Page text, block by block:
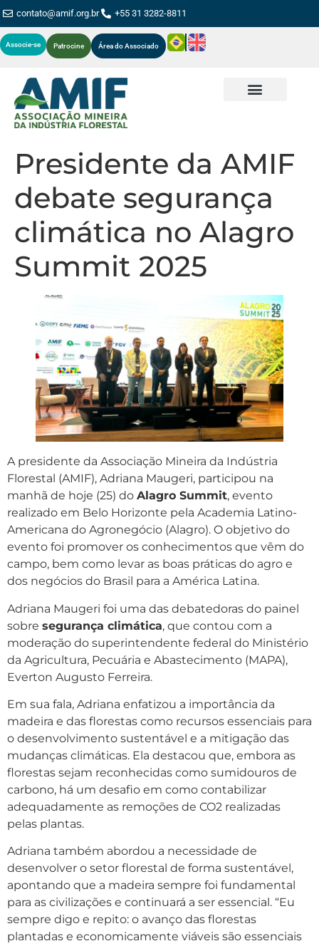
contato@amif.org.br +55 31 3282-8811
Associe-se Patrocine Área do Associado
Presidente da AMIF
debate segurança
climática no Alagro
Summit 2025
A presidente da Associação Mineira da Indústria
Florestal (AMIF), Adriana Maugeri, participou na
manhã de hoje (25) do Alagro Summit, evento
realizado em Belo Horizonte pela Academia Latino-
Americana do Agronegócio (Alagro). O objetivo do
evento foi promover os conhecimentos que vêm do
campo, bem como levar as boas práticas do agro e
dos negócios do Brasil para a América Latina.
Adriana Maugeri foi uma das debatedoras do painel
sobre segurança climática, que contou com a
moderação do superintendente federal do Ministério
da Agricultura, Pecuária e Abastecimento (MAPA),
Everton Augusto Ferreira.
Em sua fala, Adriana enfatizou a importância da
madeira e das florestas como recursos essenciais para
o desenvolvimento sustentável e a mitigação das
mudanças climáticas. Ela destacou que, embora as
florestas sejam reconhecidas como sumidouros de
carbono, há um desafio em como contabilizar
adequadamente as remoções de CO2 realizadas
pelas plantas.
Adriana também abordou a necessidade de
desenvolver o setor florestal de forma sustentável,
apontando que a madeira sempre foi fundamental
para as civilizações e continuará a ser essencial. “Eu
sempre digo e repito: o avanço das florestas
plantadas e economicamente viáveis são essenciais